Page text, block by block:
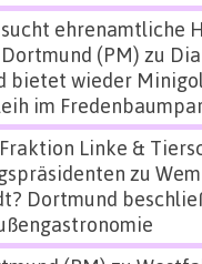
ehrenamtliche
(PM) zu
bietet wieder
im
Linke &
zu
Dortmund